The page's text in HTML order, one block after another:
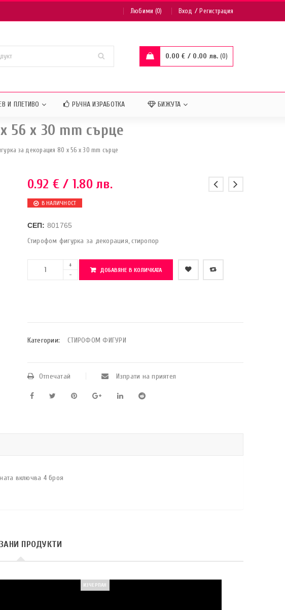
Любими (0) Вход /Регистрация
0.00€ / 0.00 лв. 0
И ПЛЕТИВО РЪЧНА ИЗРАБОТКА БИЖУТА
56 x 30 mm сърце
за декорация 80 x 56 x 30 mm сърце
0.92 € / 1.80 лв.
В НАЛИЧНОСТ
СЕП: 801765
Стирофом фигурка за декорация, стиропор
ДОБАВЯНЕ В КОЛИЧКАТА
Категории: СТИРОФОМ ФИГУРИ
Отпечатай Изпрати на приятел
включва 4 броя
ПРОДУКТИ
ИЗЧЕРПАН